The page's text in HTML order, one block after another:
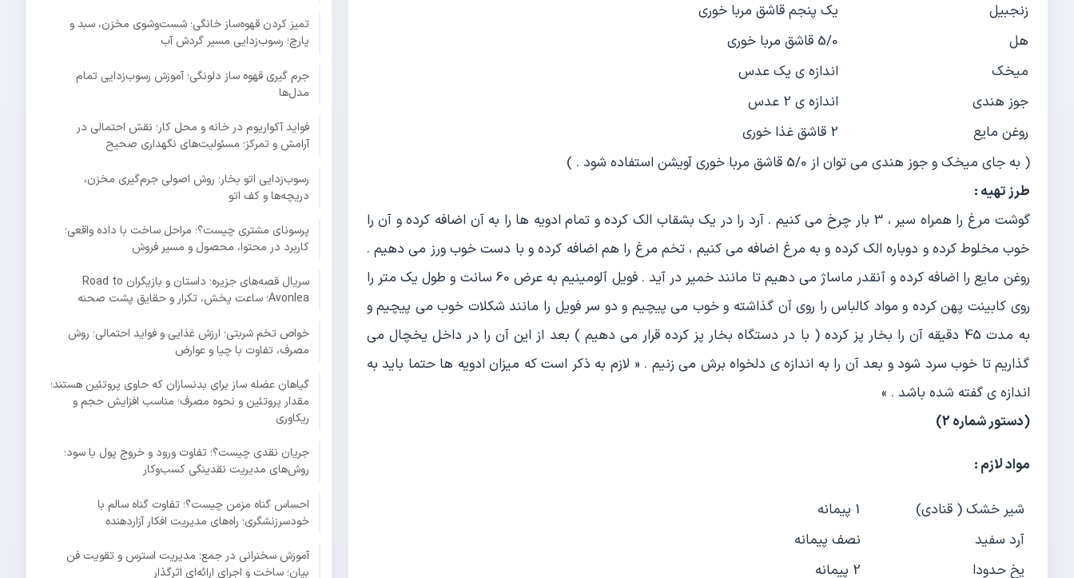
زنجبیل
یک پنجم قاشق مربا خوری
هل
5/0 قاشق مربا خوری
میخک
اندازه ی یک عدس
جوز هندی
اندازه ی 2 عدس
روغن مایع
2 قاشق غذا خوری
( به جای میخک و جوز هندی می توان از 5/0 قاشق مربا خوری آویشن استفاده شود . )
طرز تهیه :
گوشت مرغ را همراه سیر ، 3 بار چرخ می کنیم . آرد را در یک بشقاب الک کرده و تمام ادویه ها را به آن اضافه کرده و آن را
خوب مخلوط کرده و دوباره الک کرده و به مرغ اضافه می کنیم ، تخم مرغ را هم اضافه کرده و با دست خوب ورز می دهیم .
روغن مایع را اضافه کرده و آنقدر ماساژ می دهیم تا مانند خمیر در آید . فویل آلومینیم به عرض 60 سانت و طول یک متر را
روی کابینت پهن کرده و مواد کالباس را روی آن گذاشته و خوب می پیچیم و دو سر فویل را مانند شکلات خوب می پیچیم و
به مدت 45 دقیقه آن را بخار پز کرده ( با در دستگاه بخار پز کرده قرار می دهیم ) بعد از این آن را در داخل یخچال می
گذاریم تا خوب سرد شود و بعد آن را به اندازه ی دلخواه برش می زنیم . « لازم به ذکر است که میزان ادویه ها حتما باید به
اندازه ی گفته شده باشد . »
(دستور شماره 2)
مواد لازم :
شیر خشك ( قنادی)
آرد سفید
نصف پیمانه
یخ حدودا
تمیز کردن قهوه‌ساز خانگی؛ شست‌وشوی مخزن، سبد و
پارچ؛ رسوب‌زدایی مسیر گردش آب
جرم گیری قهوه ساز دلونگی؛ آموزش رسوب‌زدایی تمام
مدل‌ها
فواید آکواریوم در خانه و محل کار؛ نقش احتمالی در
آرامش و تمرکز؛ مسئولیت‌های نگهداری صحیح
رسوب‌زدایی اتو بخار؛ روش اصولی جرم‌گیری مخزن،
دریچه‌ها و کف اتو
پرسونای مشتری چیست؟؛ مراحل ساخت با داده واقعی؛
کاربرد در محتوا، محصول و مسیر فروش
سریال قصه‌های جزیره؛ داستان و بازیگران Road to
Avonlea؛ ساعت پخش، تکرار و حقایق پشت صحنه
خواص تخم شربتی؛ ارزش غذایی و فواید احتمالی؛ روش
مصرف، تفاوت با چیا و عوارض
گیاهان عضله ساز برای بدنسازان که حاوی پروتئین هستند؛
مقدار پروتئین و نحوه مصرف؛ مناسب افزایش حجم و
ریکاوری
جریان نقدی چیست؟؛ تفاوت ورود و خروج پول با سود؛
روش‌های مدیریت نقدینگی کسب‌وکار
احساس گناه مزمن چیست؟؛ تفاوت گناه سالم با
خودسرزنشگری؛ راه‌های مدیریت افکار آزاردهنده
آموزش سخنرانی در جمع؛ مدیریت استرس و تقویت فن
بیان؛ ساخت و اجرای ارائه‌ای اثرگذار